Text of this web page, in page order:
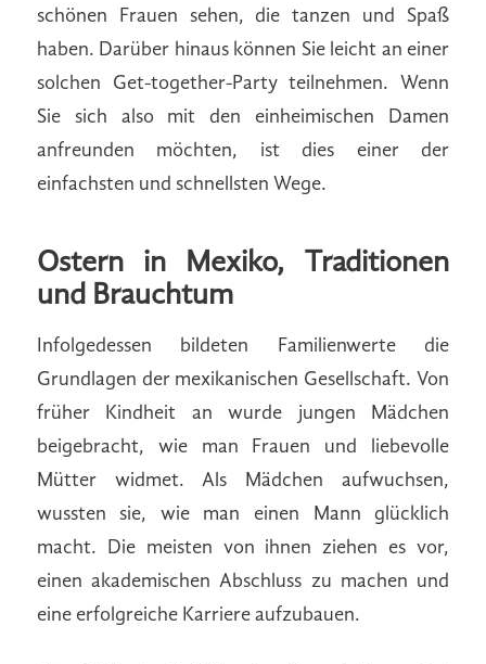
schönen Frauen sehen, die tanzen und Spaß
haben. Darüber hinaus können Sie leicht an einer
solchen Get-together-Party teilnehmen. Wenn
Sie sich also mit den einheimischen Damen
anfreunden möchten, ist dies einer der
einfachsten und schnellsten Wege.
Ostern in Mexiko, Traditionen
und Brauchtum
Infolgedessen bildeten Familienwerte die
Grundlagen der mexikanischen Gesellschaft. Von
früher Kindheit an wurde jungen Mädchen
beigebracht, wie man Frauen und liebevolle
Mütter widmet. Als Mädchen aufwuchsen,
wussten sie, wie man einen Mann glücklich
macht. Die meisten von ihnen ziehen es vor,
einen akademischen Abschluss zu machen und
eine erfolgreiche Karriere aufzubauen.